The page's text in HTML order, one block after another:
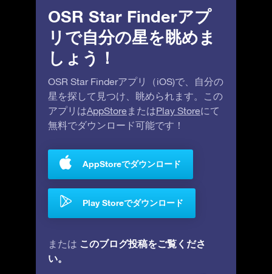
OSR Star Finderアプ
リで自分の星を眺めま
しょう！
OSR Star Finderアプリ（iOS)で、自分の
星を探して見つけ、眺められます。この
アプリはAppStore またはPlay Storeにて
無料でダウンロード可能です！
AppStoreでダウンロード
Play Storeでダウンロード
または このブログ投稿をご覧くださ
い。